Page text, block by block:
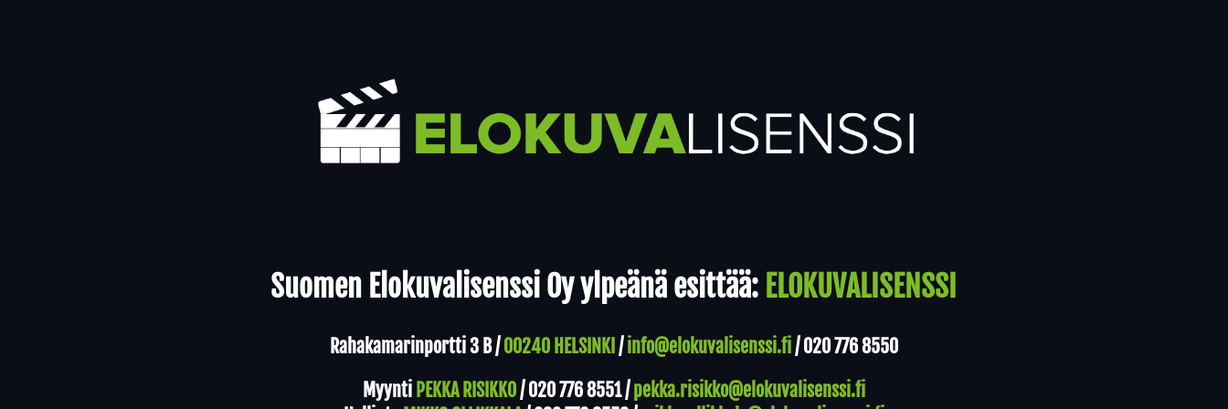
Suomen Elokuvalisenssi Oy ylpeänä esittää: ELOKUVALISENSSI
Rahakamarinportti 3 B /00240 HELSINKI /info@elokuvalisenssi.fi/020 776 8550
Myynti PEKKA RISIKKO/020 776 8551/pekka.risikko@elokuvalisenssi.fi